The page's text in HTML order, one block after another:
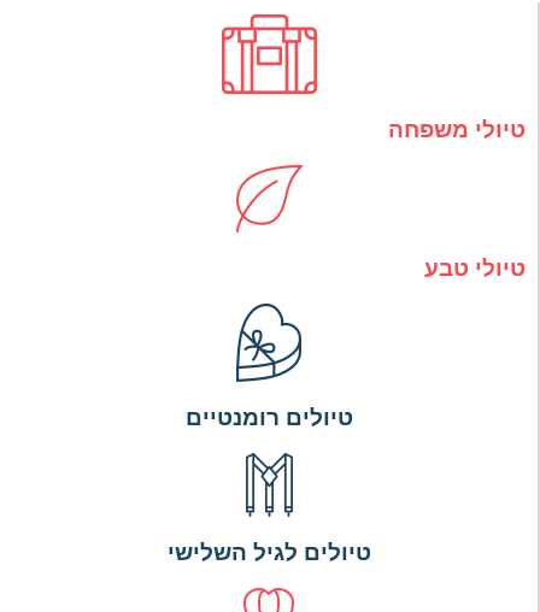
טיולי משפחה
טיולי טבע
טיולים רומנטיים
טיולים לגיל השלישי